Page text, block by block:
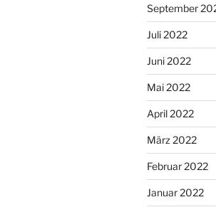
September
Juli 2022
Juni 2022
Mai 2022
April 2022
März 2022
Februar 2022
Januar 2022